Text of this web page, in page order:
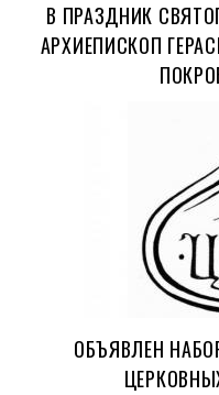
В ПРАЗДНИК
АРХИЕПИСКОП
ОБЪЯВЛЕН